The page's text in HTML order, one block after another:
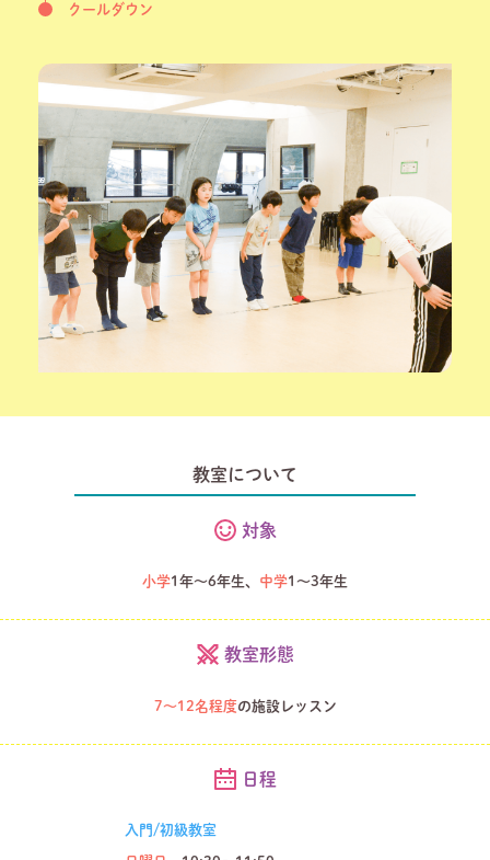
クールダウン
教室について
対象
小学1年～6年生、 中学1〜3年生
教室形態
7～12名程度の施設レッスン
日程
入門/初級教室